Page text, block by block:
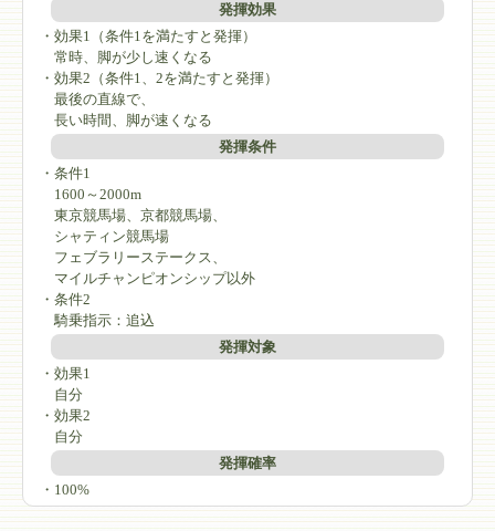
発揮効果
・効果1（条件1を満たすと発揮）
常時、脚が少し速くなる
・効果2（条件1、2を満たすと発揮）
最後の直線で、
長い時間、脚が速くなる
発揮条件
・条件1
1600～2000m
東京競馬場、京都競馬場、
シャティン競馬場
フェブラリーステークス、
マイルチャンピオンシップ以外
・条件2
騎乗指示：追込
発揮対象
・効果1
自分
・効果2
自分
発揮確率
・100%